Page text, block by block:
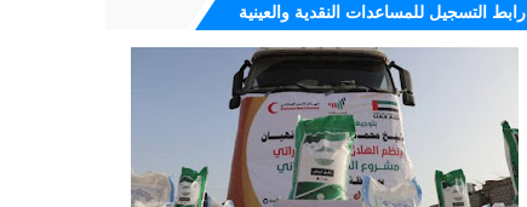
رابط التسجيل للمساعدات النقدية والعينية